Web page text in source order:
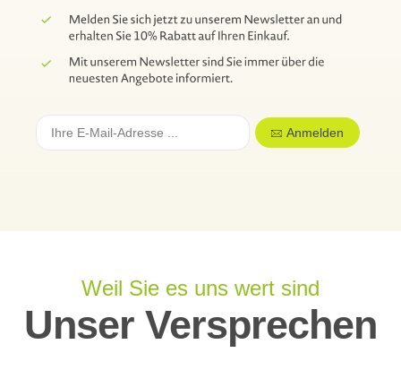
Anmelden
Weil Sie es uns wert sind
Unser Versprechen